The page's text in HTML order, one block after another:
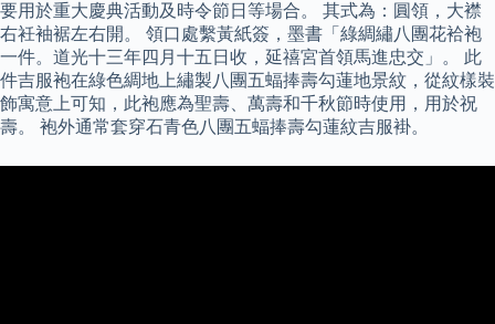
要用於重大慶典活動及時令節日等場合。 其式為：圓領，大襟
右衽袖裾左右開。 領口處繫黃紙簽，墨書「綠綢繡八團花袷袍
一件。道光十三年四月十五日收，延禧宮首領馬進忠交」。 此
件吉服袍在綠色綢地上繡製八團五蝠捧壽勾蓮地景紋，從紋樣裝
飾寓意上可知，此袍應為聖壽、萬壽和千秋節時使用，用於祝
壽。 袍外通常套穿石青色八團五蝠捧壽勾蓮紋吉服褂。